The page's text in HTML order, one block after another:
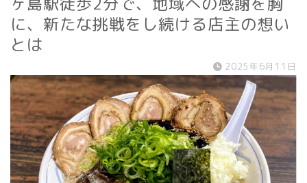
に、新たな挑戦をし続ける店主の想い
とは
2025年6月11日